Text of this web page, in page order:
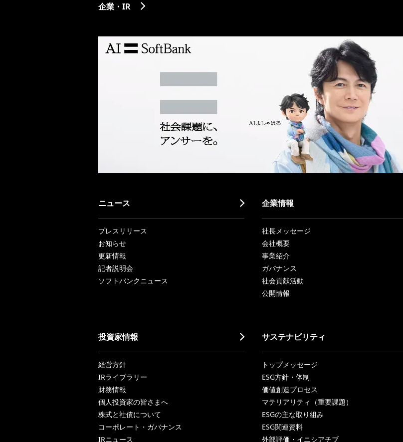
企業・IR
ニュース
プレスリリース
お知らせ
更新情報
記者説明会
ソフトバンクニュース
企業情報
社長メッセージ
会社概要
事業紹介
ガバナンス
社会貢献活動
公開情報
投資家情報
経営方針
IRライブラリー
財務情報
個人投資家の皆さまへ
株式と社債について
コーポレート・ガバナンス
IRニュース
サステナビリティ
トップメッセージ
ESG方針・体制
価値創造プロセス
マテリアリティ（重要課題）
ESGの主な取り組み
ESG関連資料
外部評価・イニシアチブ